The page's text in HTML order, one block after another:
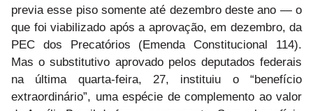
previa esse piso somente até dezembro deste ano — o
que foi viabilizado após a aprovação, em dezembro, da
PEC dos Precatórios (Emenda Constitucional 114).
Mas o substitutivo aprovado pelos deputados federais
na última quarta-feira, 27, instituiu o “benefício
extraordinário”, uma espécie de complemento ao valor